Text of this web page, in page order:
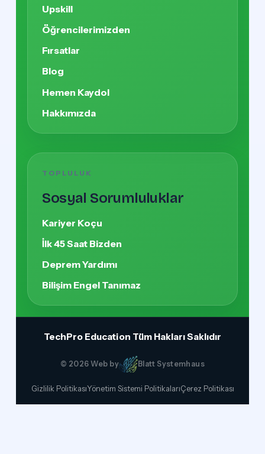
Upskill
Öğrencilerimizden
Fırsatlar
Blog
Hemen Kaydol
Hakkımızda
TOPLULUK
Sosyal Sorumluluklar
Kariyer Koçu
İlk 45 Saat Bizden
Deprem Yardımı
Bilişim Engel Tanımaz
TechPro Education Tüm Hakları Saklıdır
© 2026 Web by Blatt Systemhaus
Gizlilik PolitikasıYönetim Sistemi PolitikalarıÇerez Politikası